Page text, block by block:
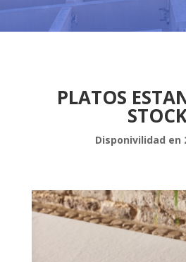
PLATOS
Disponivilidad en